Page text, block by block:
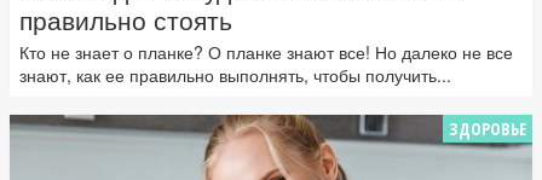
правильно стоять
Кто не знает о планке? О планке знают все! Но далеко не все
знают, как ее правильно выполнять, чтобы получить...
ЗДОРОВЬЕ